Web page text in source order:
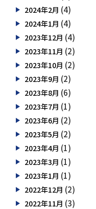
2024年2月 (4)
2024年1月 (4)
2023年12月 (4)
2023年11月 (2)
2023年10月 (2)
2023年9月 (2)
2023年8月 (6)
2023年7月 (1)
2023年6月 (2)
2023年5月 (2)
2023年4月 (1)
2023年3月 (1)
2023年1月 (1)
2022年12月 (2)
2022年11月 (3)